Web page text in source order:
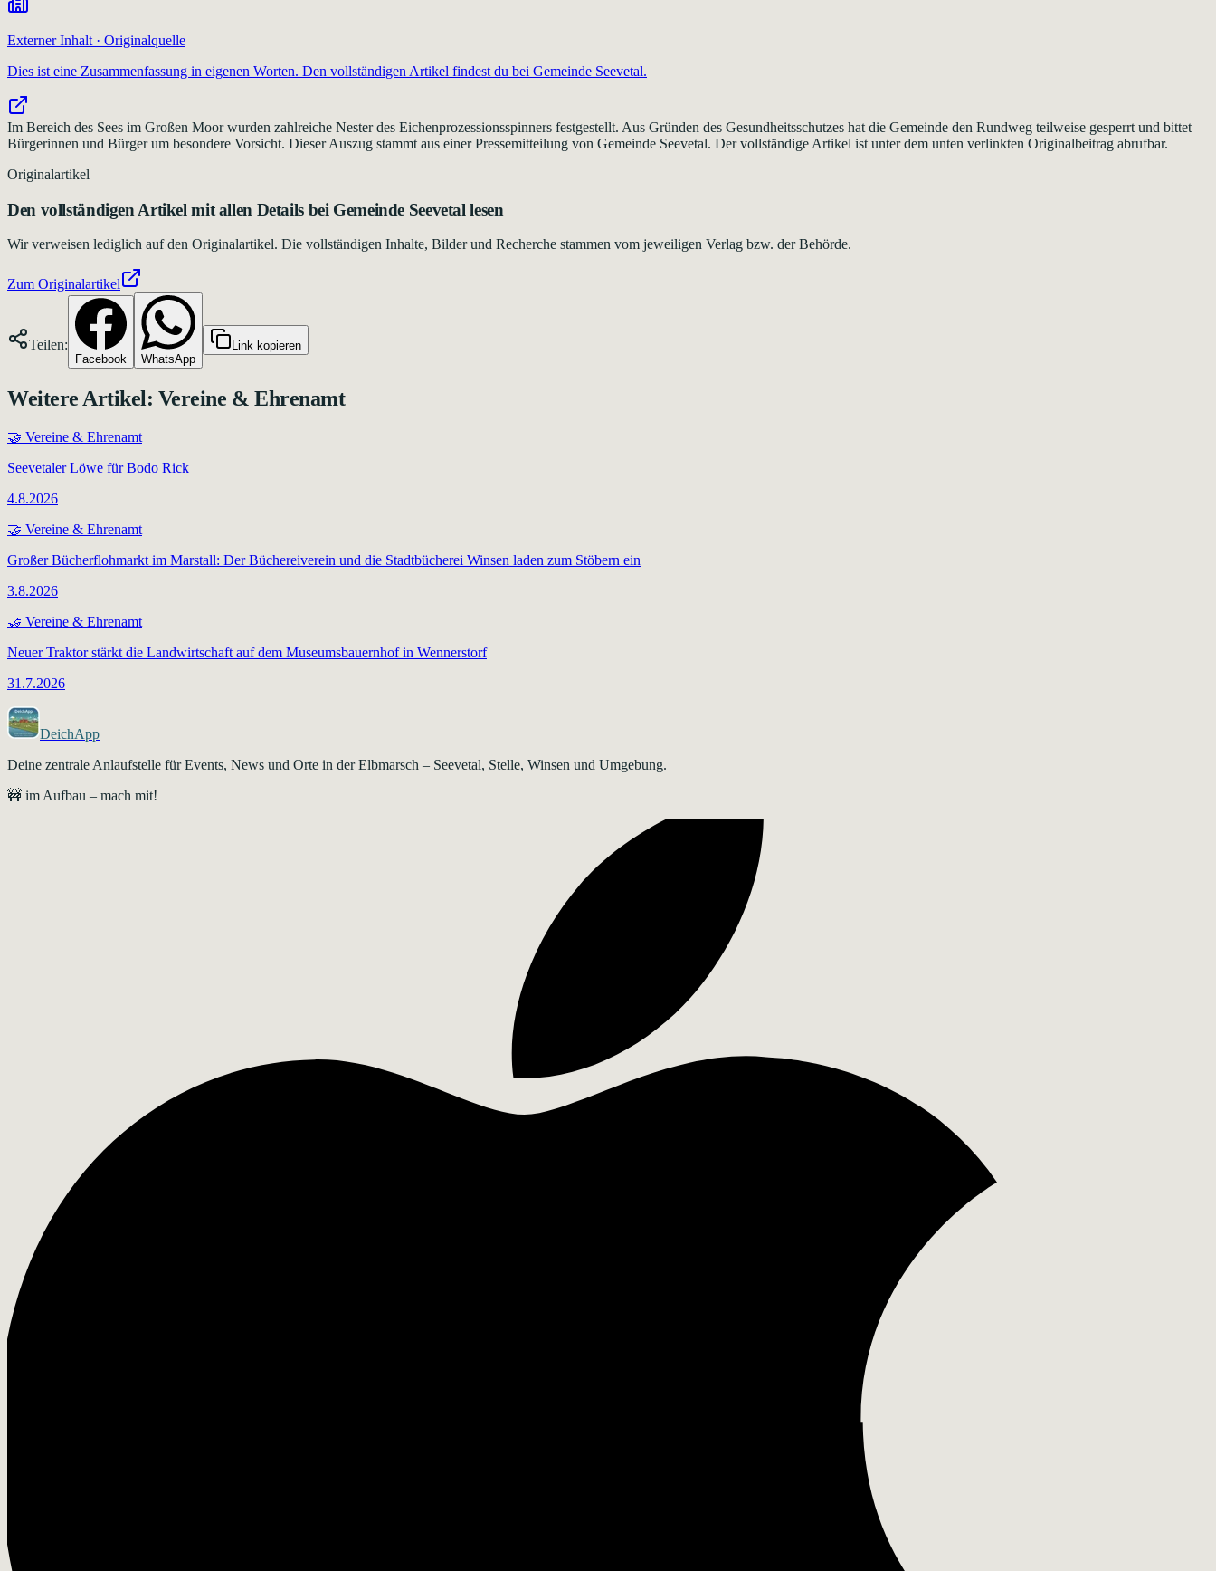
Externer Inhalt · Originalquelle
Dies ist eine Zusammenfassung in eigenen Worten. Den vollständigen Artikel findest du bei Gemeinde Seevetal.
Im Bereich des Sees im Großen Moor wurden zahlreiche Nester des Eichenprozessionsspinners festgestellt. Aus Gründen des Gesundheitsschutzes hat die Gemeinde den Rundweg teilweise gesperrt und bittet
Bürgerinnen und Bürger um besondere Vorsicht. Dieser Auszug stammt aus einer Pressemitteilung von Gemeinde Seevetal. Der vollständige Artikel ist unter dem unten verlinkten Originalbeitrag abrufbar.
Originalartikel
Den vollständigen Artikel mit allen Details bei Gemeinde Seevetal lesen
Wir verweisen lediglich auf den Originalartikel. Die vollständigen Inhalte, Bilder und Recherche stammen vom jeweiligen Verlag bzw. der Behörde.
Zum Originalartikel
Teilen:
Facebook WhatsApp
Link kopieren
Weitere Artikel: Vereine & Ehrenamt
🤝 Vereine & Ehrenamt
Seevetaler Löwe für Bodo Rick
4.8.2026
🤝 Vereine & Ehrenamt
Großer Bücherflohmarkt im Marstall: Der Büchereiverein und die Stadtbücherei Winsen laden zum Stöbern ein
3.8.2026
🤝 Vereine & Ehrenamt
Neuer Traktor stärkt die Landwirtschaft auf dem Museumsbauernhof in Wennerstorf
31.7.2026
DeichApp
Deine zentrale Anlaufstelle für Events, News und Orte in der Elbmarsch – Seevetal, Stelle, Winsen und Umgebung.
🚧 im Aufbau – mach mit!